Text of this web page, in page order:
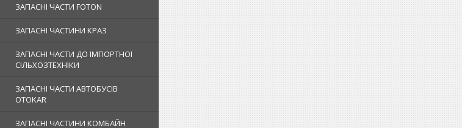
ЗАПАСНІ ЧАСТИ FOTON
ЗАПАСНІ ЧАСТИНИ КРАЗ
ЗАПАСНІ ЧАСТИ ДО ІМПОРТНОЇ
СІЛЬХОЗТЕХНІКИ
ЗАПАСНІ ЧАСТИ АВТОБУСІВ
OTOKAR
ЗАПАСНІ ЧАСТИНИ КОМБАЙН